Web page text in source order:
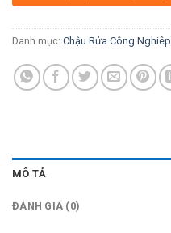
Danh mục: Chậu Rửa Công Nghiêp
MÔ TẢ
ĐÁNH GIÁ (0)